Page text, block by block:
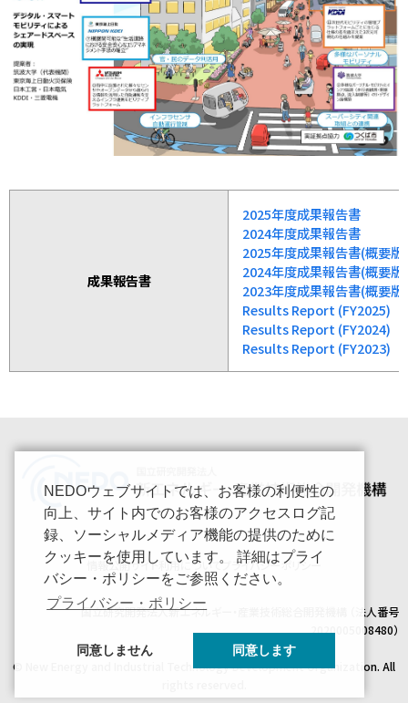
成果報告書
2025年度成果報告書
2024年度成果報告書
2025年度成果報告書(概要版)
2024年度成果報告書(概要版)
2023年度成果報告書(概要版)
Results Report (FY2025)
Results Report (FY2024)
Results Report (FY2023)
情報公開サイト利用についてプライバシーポリシー
国立研究開発法人新エネルギー・産業技術総合開発機構 （法人番号
2020005008480）
© New Energy and Industrial Technology Development Organization. All
NEDOウェブサイトでは、お客様の利便性の
向上、サイト内でのお客様のアクセスログ記
録、ソーシャルメディア機能の提供のために
クッキーを使用しています。 詳細はプライ
バシー・ポリシーをご参照ください。
プライバシー・ポリシー
同意しません 同意します